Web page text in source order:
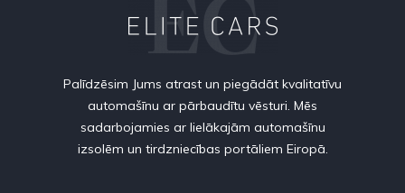
Palīdzēsim Jums atrast un piegādāt kvalitatīvu
automašīnu ar pārbaudītu vēsturi. Mēs
sadarbojamies ar lielākajām automašīnu
izsolēm un tirdzniecības portāliem Eiropā.